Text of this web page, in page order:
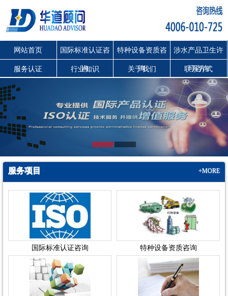
网站首页 国际标准认证咨
询
特种设备资质咨
询
涉水产品卫生许
可咨询
服务认证 行业知识 关于我们 联系方式
服务项目 +MORE
国际标准认证咨询 特种设备资质咨询